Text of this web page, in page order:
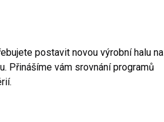
postavit novou výrobní halu na
Přinášíme vám srovnání programů